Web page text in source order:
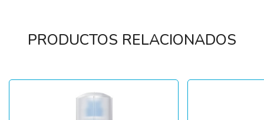
PRODUCTOS RELACIONADOS